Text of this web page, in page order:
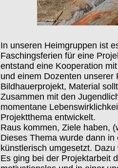
In unseren Heimgruppen ist
Faschingsferien für eine
entstand eine Kooperation
und einem Dozenten
Bildhauerprojekt, Material
Zusammen mit den
momentane
Projektthema entwickelt.
Raus kommen, Ziele haben,
Dieses Thema wurde dann
künstlerisch umgesetzt.
Es ging bei der Projektarbeit